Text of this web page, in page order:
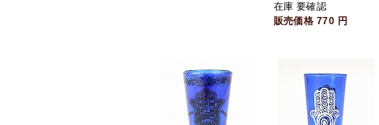
在庫 要確認
販売価格 770 円